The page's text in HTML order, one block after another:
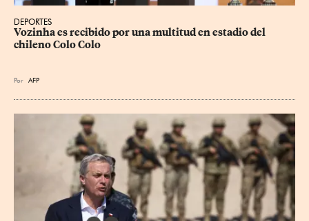
DEPORTES
Vozinha es recibido por una multitud en estadio del
chileno Colo Colo
Por AFP